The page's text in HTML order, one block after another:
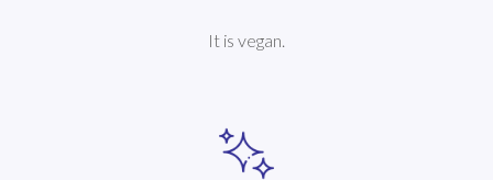
It is vegan.